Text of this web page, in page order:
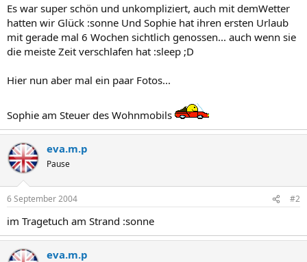
Es war super schön und unkompliziert, auch mit demWetter
hatten wir Glück :sonne Und Sophie hat ihren ersten Urlaub
mit gerade mal 6 Wochen sichtlich genossen... auch wenn sie
die meiste Zeit verschlafen hat :sleep ;D
Hier nun aber mal ein paar Fotos...
Sophie am Steuer des Wohnmobils
eva.m.p
Pause
6 September 2004 #2
im Tragetuch am Strand :sonne
eva.m.p